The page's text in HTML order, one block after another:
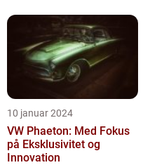
10 januar 2024
VW Phaeton: Med Fokus
på Eksklusivitet og
Innovation